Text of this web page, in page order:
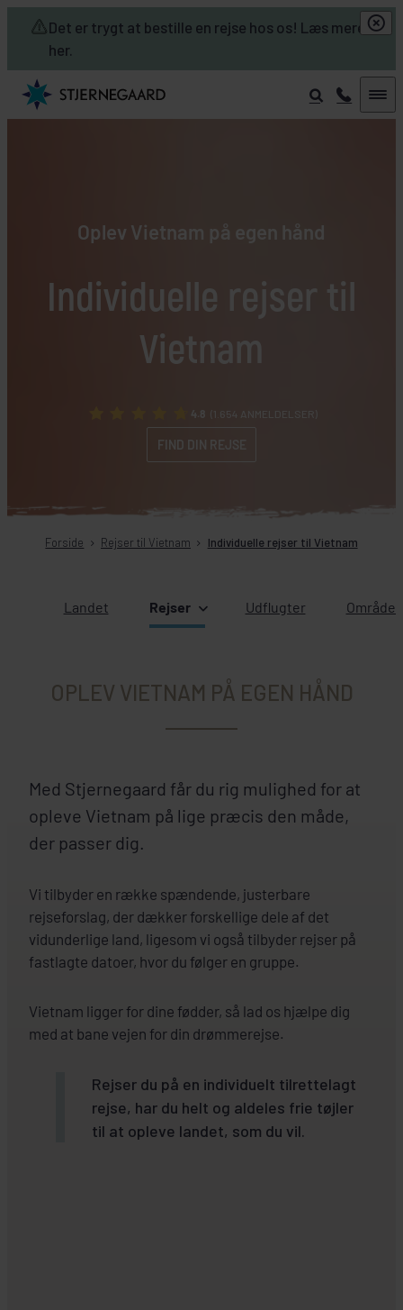
Det er trygt at bestille en rejse hos os! Læs mere
her.
Skip to main content
Individuelle rejser til
Vietnam
Oplev Vietnam på egen hånd
4.8 (1.654 ANMELDELSER)
FIND DIN REJSE
Forside Rejser til Vietnam Individuelle rejser til Vietnam
Landet Rejser Udflugter
OPLEV VIETNAM PÅ EGEN HÅND
Med Stjernegaard får du rig mulighed for at
opleve Vietnam på lige præcis den måde,
der passer dig.
Vi tilbyder en række spændende, justerbare
rejseforslag, der dækker forskellige dele af det
vidunderlige land, ligesom vi også tilbyder rejser på
fastlagte datoer, hvor du følger en gruppe.
Vietnam ligger for dine fødder, så lad os hjælpe dig
med at bane vejen for din drømmerejse.
Rejser du på en individuelt tilrettelagt
rejse, har du helt og aldeles frie tøjler
til at opleve landet, som du vil.